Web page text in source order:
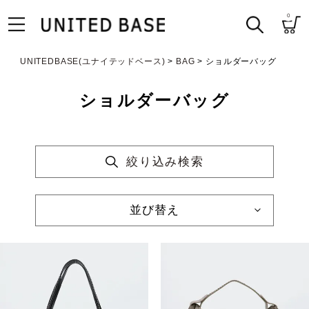
0
UNITEDBASE(ユナイテッドベース) BAG ショルダーバッグ
ショルダーバッグ
絞り込み検索
並び替え